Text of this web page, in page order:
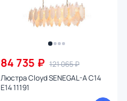
84 735 ₽ 121 065 ₽
Люстра Cloyd SENEGAL-A C14
E14 11191